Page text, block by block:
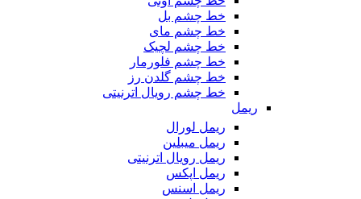
خط چشم بل
خط چشم مای
خط چشم لچیک
خط چشم فلورمار
خط چشم گلدن رز
خط چشم رویال اترنیتی
ریمل
ریمل لورال
ریمل میبلین
ریمل رویال اترنیتی
ریمل اپکس
ریمل اسنس